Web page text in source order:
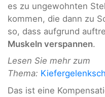
es zu ungewohnten
kommen, die dann zu
so, dass aufgrund
Muskeln verspannen.
Lesen Sie mehr zum
Thema:
Das ist eine